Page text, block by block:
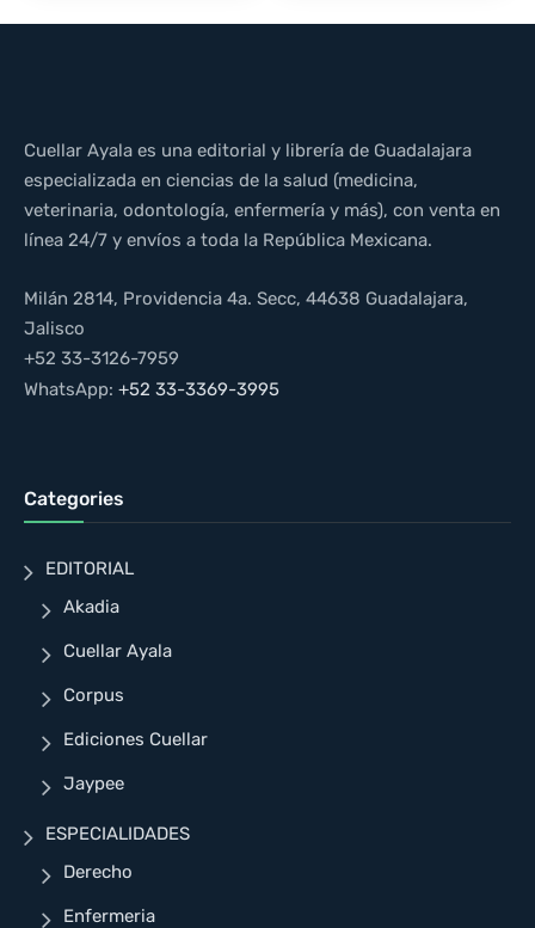
Cuellar Ayala es una editorial y librería de Guadalajara
especializada en ciencias de la salud (medicina,
veterinaria, odontología, enfermería y más), con venta en
línea 24/7 y envíos a toda la República Mexicana.
Milán 2814, Providencia 4a. Secc, 44638 Guadalajara,
Jalisco
+52 33-3126-7959
WhatsApp: +52 33-3369-3995
Categories
EDITORIAL
Akadia
Cuellar Ayala
Corpus
Ediciones Cuellar
Jaypee
ESPECIALIDADES
Derecho
Enfermeria